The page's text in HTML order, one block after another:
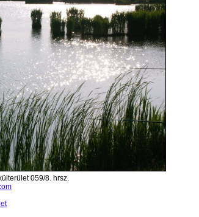
059/8. hrsz.